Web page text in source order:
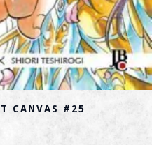
CANVAS #25